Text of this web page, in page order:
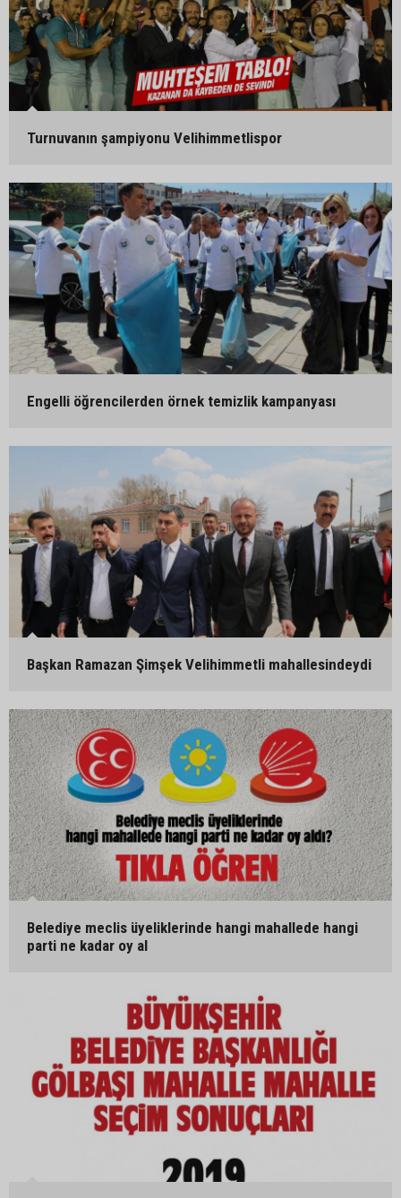
Turnuvanın şampiyonu Velihimmetlispor
Engelli öğrencilerden örnek temizlik kampanyası
Başkan Ramazan Şimşek Velihimmetli mahallesindeydi
Belediye meclis üyeliklerinde hangi mahallede hangi
parti ne kadar oy al